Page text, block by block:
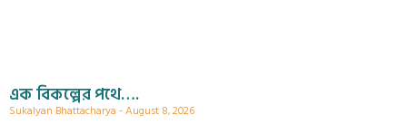
এক বিকল্পের পথে….
Sukalyan Bhattacharya August 8, 2026